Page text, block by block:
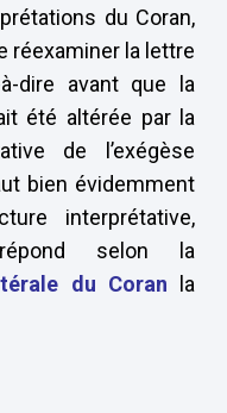
du Coran,
réexaminer la lettre
dire avant que la
été altérée par la
de l’exégèse
bien évidemment
interprétative,
selon la
du Coran
la